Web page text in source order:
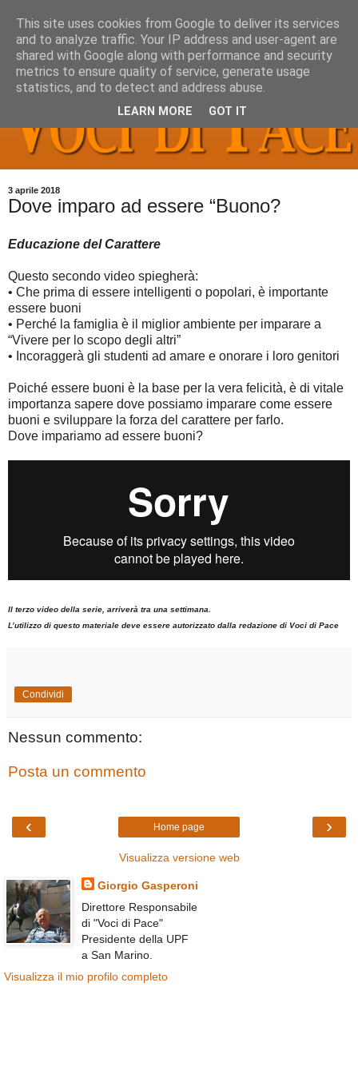
3 aprile 2018
Dove imparo ad essere “Buono?
Educazione del Carattere
Questo secondo video spiegherà:
• Che prima di essere intelligenti o popolari, è importante
essere buoni
• Perché la famiglia è il miglior ambiente per imparare a
“Vivere per lo scopo degli altri”
• Incoraggerà gli studenti ad amare e onorare i loro genitori
Poiché essere buoni è la base per la vera felicità, è di vitale
importanza sapere dove possiamo imparare come essere
buoni e sviluppare la forza del carattere per farlo.
Dove impariamo ad essere buoni?
Il terzo video della serie, arriverà tra una settimana.
L’utilizzo di questo materiale deve essere autorizzato dalla redazione di Voci di Pace
Condividi
Nessun commento:
Posta un commento
‹ ›
Home page
Visualizza versione web
Giorgio Gasperoni
Direttore Responsabile
di "Voci di Pace"
Presidente della UPF
a San Marino.
Visualizza il mio profilo completo
This site uses cookies from Google to deliver its services
and to analyze traffic. Your IP address and user-agent are
shared with Google along with performance and security
metrics to ensure quality of service, generate usage
statistics, and to detect and address abuse.
LEARN MORE GOT IT